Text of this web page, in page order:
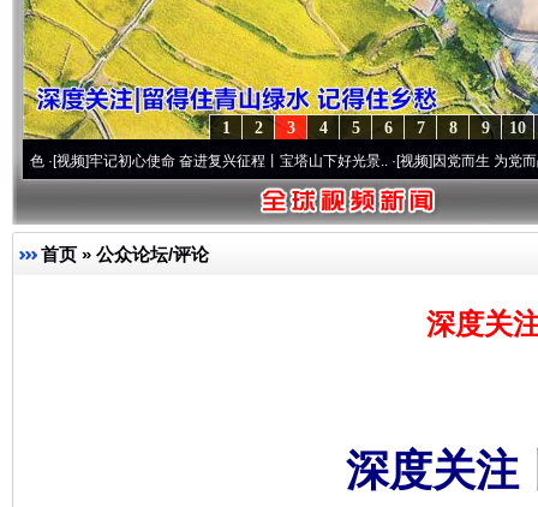
10
9
8
7
6
5
4
3
2
1
牢记初心使命 奋进复兴征程丨宝塔山下好光景..·[视频]因党而生 为党而战——百年“
首页 » 公众论坛/评论
深度关
深度关注